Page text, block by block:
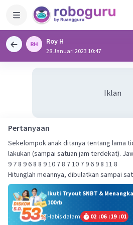
Roy H
28 Januari 2023 10:47
Iklan
Pertanyaan
Sekelompok anak ditanya tentang lama
lakukan (sampai satuan jam terdekat).
9 7 8 9 6 8 8 9 10 7 8 7 10 7 9 6 9 8 11 8
Hitunglah meannya, dibulatkan sampai
Ikuti Tryout SNBT &
100rb
Habis dalam
02 :06 :19 :01